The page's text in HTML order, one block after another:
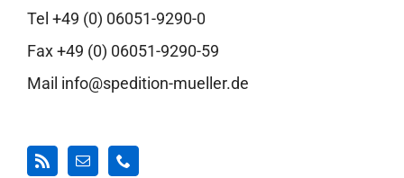
Tel +49 (0) 06051-9290-0
Fax +49 (0) 06051-9290-59
Mail info@spedition-mueller.de